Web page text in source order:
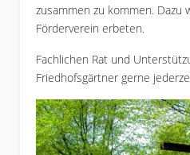
zusammen zu kommen. Dazu
Förderverein erbeten.
Fachlichen Rat und
Friedhofsgärtner gerne